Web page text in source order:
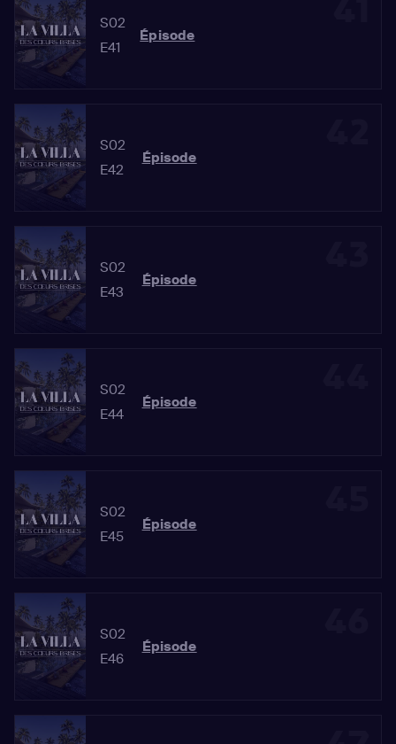
S02
E41
Épisode
S02
E42
Épisode
S02
E43
Épisode
S02
E44
Épisode
S02
E45
Épisode
S02
E46
Épisode